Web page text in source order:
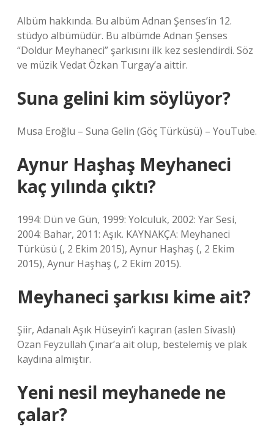
Albüm hakkında. Bu albüm Adnan Şenses’in 12.
stüdyo albümüdür. Bu albümde Adnan Şenses
“Doldur Meyhaneci” şarkısını ilk kez seslendirdi. Söz
ve müzik Vedat Özkan Turgay’a aittir.
Suna gelini kim söylüyor?
Musa Eroğlu – Suna Gelin (Göç Türküsü) – YouTube.
Aynur Haşhaş Meyhaneci
kaç yılında çıktı?
1994: Dün ve Gün, 1999: Yolculuk, 2002: Yar Sesi,
2004: Bahar, 2011: Aşık. KAYNAKÇA: Meyhaneci
Türküsü (, 2 Ekim 2015), Aynur Haşhaş (, 2 Ekim
2015), Aynur Haşhaş (, 2 Ekim 2015).
Meyhaneci şarkısı kime ait?
Şiir, Adanalı Aşık Hüseyin’i kaçıran (aslen Sivaslı)
Ozan Feyzullah Çınar’a ait olup, bestelemiş ve plak
kaydına almıştır.
Yeni nesil meyhanede ne
çalar?